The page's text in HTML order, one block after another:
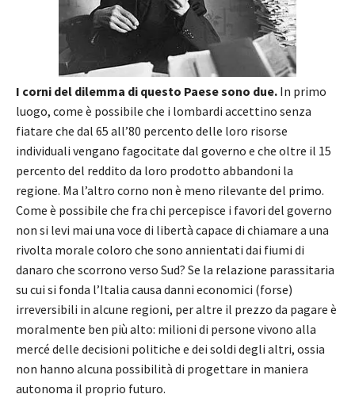
I corni del dilemma di questo Paese sono due. In primo
luogo, come è possibile che i lombardi accettino senza
fiatare che dal 65 all’80 percento delle loro risorse
individuali vengano fagocitate dal governo e che oltre il 15
percento del reddito da loro prodotto abbandoni la
regione. Ma l’altro corno non è meno rilevante del primo.
Come è possibile che fra chi percepisce i favori del governo
non si levi mai una voce di libertà capace di chiamare a una
rivolta morale coloro che sono annientati dai fiumi di
danaro che scorrono verso Sud? Se la relazione parassitaria
su cui si fonda l’Italia causa danni economici (forse)
irreversibili in alcune regioni, per altre il prezzo da pagare è
moralmente ben più alto: milioni di persone vivono alla
mercé delle decisioni politiche e dei soldi degli altri, ossia
non hanno alcuna possibilità di progettare in maniera
autonoma il proprio futuro.